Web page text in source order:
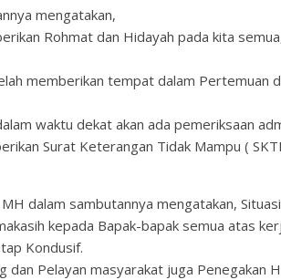
mengatakan,
Rohmat dan Hidayah pada kita
memberikan tempat dalam Pertemuan
waktu dekat akan ada pemeriksaan
Surat Keterangan Tidak Mampu (
dalam sambutannya mengatakan,
kepada Bapak-bapak semua atas
Kondusif.
Pelayan masyarakat juga Penegakan